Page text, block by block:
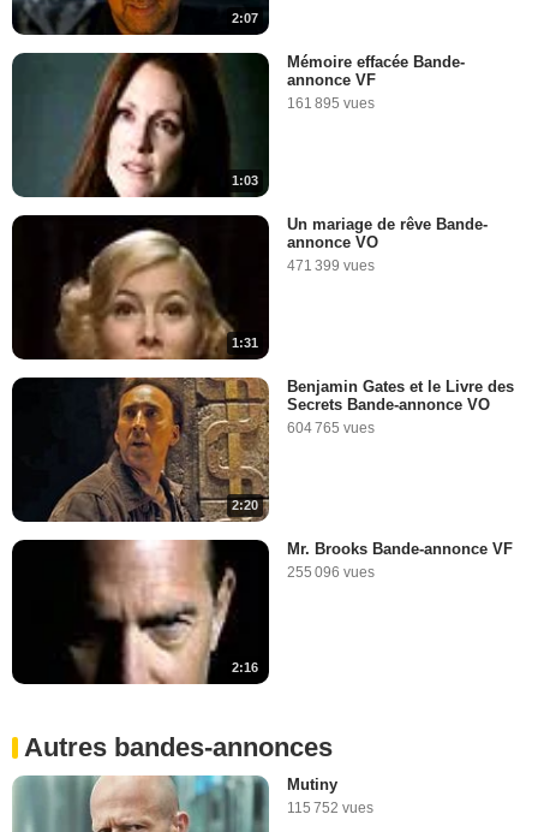
2:07
1:03
Mémoire effacée Bande-
annonce VF
161 895 vues
1:31
Un mariage de rêve Bande-
annonce VO
471 399 vues
2:20
Benjamin Gates et le Livre des
Secrets Bande-annonce VO
604 765 vues
2:16
Mr. Brooks Bande-annonce VF
255 096 vues
Autres bandes-annonces
Mutiny
115 752 vues